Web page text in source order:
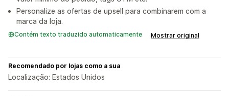
Personalize as ofertas de upsell para combinarem com a
marca da loja.
Contém texto traduzido automaticamente Mostrar original
Recomendado por lojas como a sua
Localização: Estados Unidos